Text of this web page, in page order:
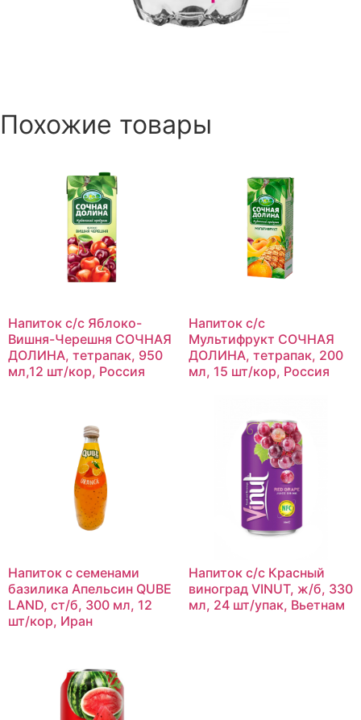
Похожие товары
Напиток с/с Яблоко-
Вишня-Черешня СОЧНАЯ
ДОЛИНА, тетрапак, 950
мл,12 шт/кор, Россия
Напиток с/с
Мультифрукт СОЧНАЯ
ДОЛИНА, тетрапак, 200
мл, 15 шт/кор, Россия
Напиток с семенами
базилика Апельсин QUBE
LAND, ст/б, 300 мл, 12
шт/кор, Иран
Напиток с/с Красный
виноград VINUT, ж/б, 330
мл, 24 шт/упак, Вьетнам